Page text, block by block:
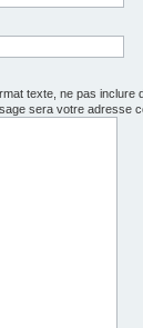
texte, ne pas inclure
sera votre adresse